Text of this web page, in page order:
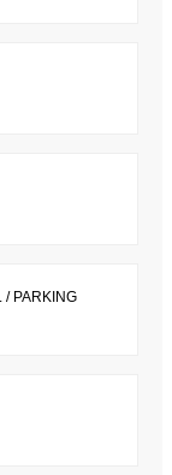
/ PARKING